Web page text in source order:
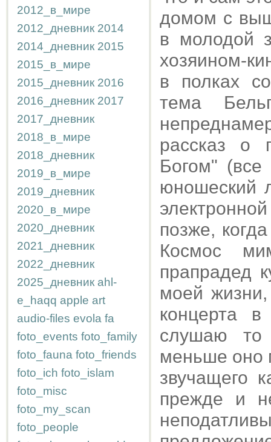
2012_в_мире
2012_дневник 2014
2014_дневник 2015
2015_в_мире
2015_дневник 2016
2016_дневник 2017
2017_дневник
2018_в_мире
2018_дневник
2019_в_мире
2019_дневник
2020_в_мире
2020_дневник
2021_дневник
2022_дневник
2025_дневник ahl-
e_haqq apple art
audio-files evola fa
foto_events foto_family
foto_fauna foto_friends
foto_ich foto_islam
foto_misc
foto_my_scan
foto_people
домом с
в молодой
хозяином-
в полках
тема
рассказ о
Богом"
юношеский
позже,
Космос
прапрадед
моей
концерта
слушаю то
меньше оно
звучащего
прежде и